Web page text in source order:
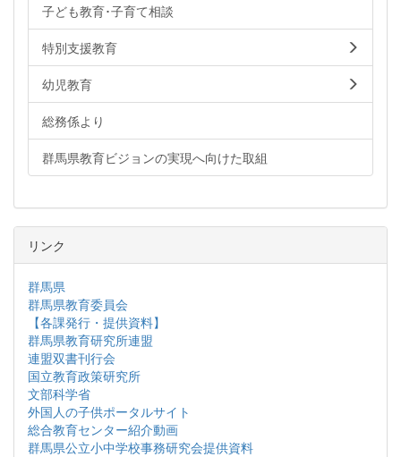
子ども教育･子育て相談
特別支援教育
幼児教育
総務係より
群馬県教育ビジョンの実現へ向けた取組
リンク
群馬県
群馬県教育委員会
【各課発行・提供資料】
群馬県教育研究所連盟
連盟双書刊行会
国立教育政策研究所
文部科学省
外国人の子供ポータルサイト
総合教育センター紹介動画
群馬県公立小中学校事務研究会提供資料